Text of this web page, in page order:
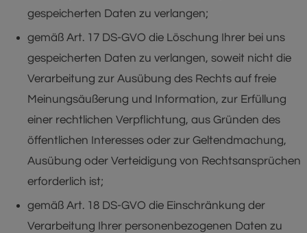
gespeicherten Daten zu verlangen;
gemäß Art. 17 DS-GVO die Löschung Ihrer bei uns
gespeicherten Daten zu verlangen, soweit nicht die
Verarbeitung zur Ausübung des Rechts auf freie
Meinungsäußerung und Information, zur Erfüllung
einer rechtlichen Verpflichtung, aus Gründen des
öffentlichen Interesses oder zur Geltendmachung,
Ausübung oder Verteidigung von Rechtsansprüchen
erforderlich ist;
gemäß Art. 18 DS-GVO die Einschränkung der
Verarbeitung Ihrer personenbezogenen Daten zu